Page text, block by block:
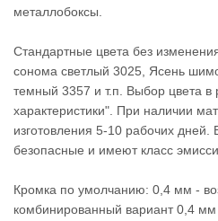
металлобоксы.
Стандартные цвета без
сонома светлый 3025, Ясень
темный 3357 и т.п. Выбор цвета в
характеристики". При наличии
изготовления 5-10 рабочих
безопасные и имеют класс
Кромка по умолчанию: 0,4 мм -
комбинированный вариант 0,4